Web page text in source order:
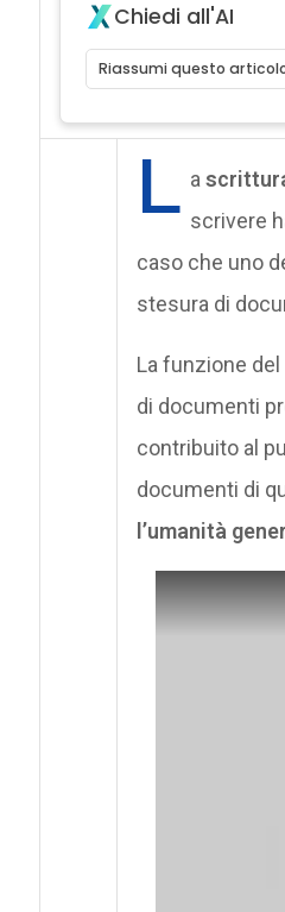
Chiedi all'AI
Riassumi questo
L a
scrivere
caso che uno
stesura di
La funzione del
di documenti
contribuito al
documenti di
l’umanità